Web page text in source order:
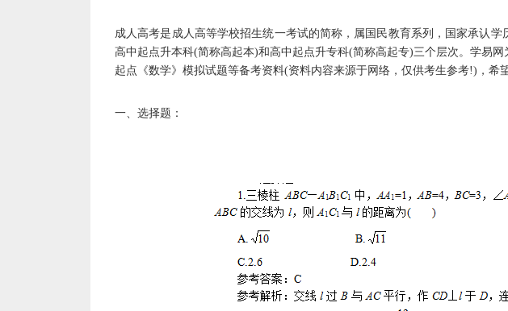
师
成人高考是成人高等学校招生统一考试的简称，属国民教育系列，国家承认学
高中起点升本科(简称高起本)和高中起点升专科(简称高起专)三个层次。学易
起点《数学》模拟试题等备考资料(资料内容来源于网络，仅供考生参考!)，希
一、选择题：